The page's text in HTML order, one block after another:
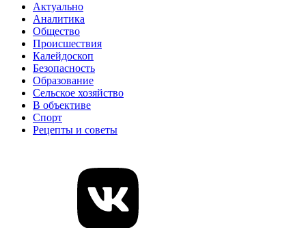
Актуально
Аналитика
Общество
Происшествия
Калейдоскоп
Безопасность
Образование
Сельское хозяйство
В объективе
Спорт
Рецепты и советы